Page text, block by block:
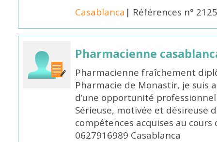
Casablanca | Références n°
Pharmacienne
Pharmacienne fraîchement
Pharmacie de Monastir, je suis
d’une opportunité
Sérieuse, motivée et désireuse
compétences acquises au
0627916989 Casablanca